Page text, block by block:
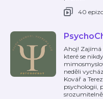
40
Ahoj! Zajímá
které se
neděli
Kovář a
psychologii,